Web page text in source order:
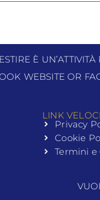
È
WEBSITE OR
LINK VELOCI
Privacy
Cookie
Termini e